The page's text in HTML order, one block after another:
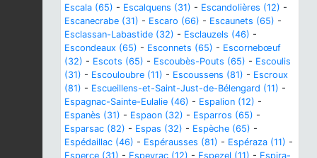
Escala (65) - Escalquens (31) - Escandolières (12) -
Escanecrabe (31) - Escaro (66) - Escaunets (65) -
Esclassan-Labastide (32) - Esclauzels (46) -
Escondeaux (65) - Esconnets (65) - Escornebœuf
(32) - Escots (65) - Escoubès-Pouts (65) - Escoulis
(31) - Escouloubre (11) - Escoussens (81) - Escroux
(81) - Escueillens-et-Saint-Just-de-Bélengard (11) -
Espagnac-Sainte-Eulalie (46) - Espalion (12) -
Espanès (31) - Espaon (32) - Esparros (65) -
Esparsac (82) - Espas (32) - Espèche (65) -
Espédaillac (46) - Espérausses (81) - Espéraza (11) -
Esperce (31) - Espeyrac (12) - Espezel (11) - Espira-